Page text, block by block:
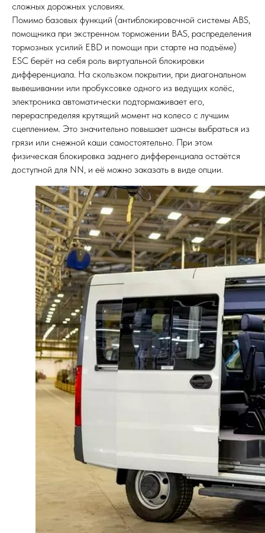
сложных дорожных условиях.
Помимо базовых функций (антиблокировочной системы ABS,
помощника при экстренном торможении BAS, распределения
тормозных усилий EBD и помощи при старте на подъёме)
ESC берёт на себя роль виртуальной блокировки
дифференциала. На скользком покрытии, при диагональном
вывешивании или пробуксовке одного из ведущих колёс,
электроника автоматически подтормаживает его,
перераспределяя крутящий момент на колесо с лучшим
сцеплением. Это значительно повышает шансы выбраться из
грязи или снежной каши самостоятельно. При этом
физическая блокировка заднего дифференциала остаётся
доступной для NN, и её можно заказать в виде опции.